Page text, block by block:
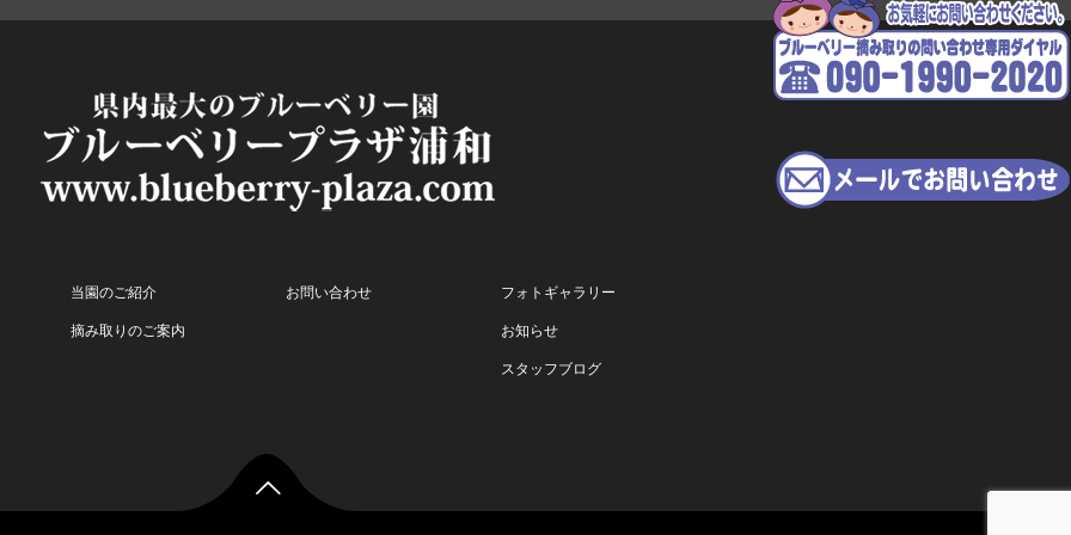
当園のご紹介
摘み取りのご案内
お問い合わせ フォトギャラリー
お知らせ
スタッフブログ
